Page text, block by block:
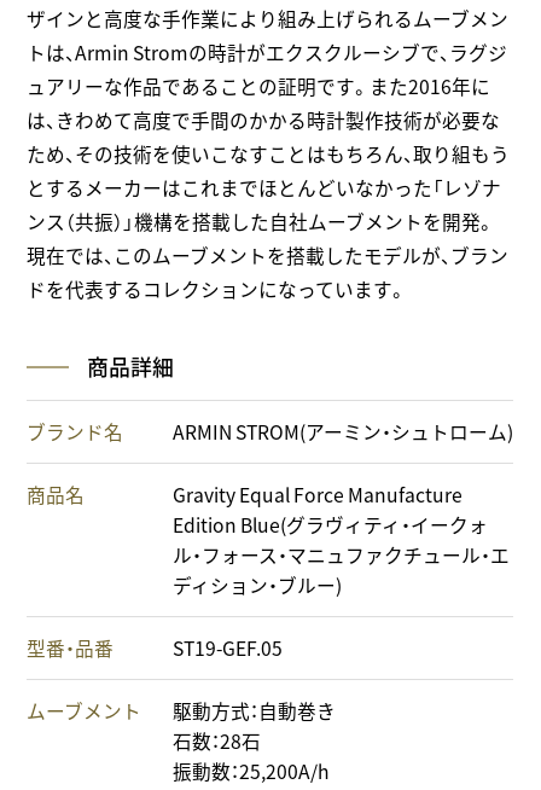
ザインと高度な手作業により組み上げられるムーブメン
トは、Armin Stromの時計がエクスクルーシブで、ラグジ
ュアリーな作品であることの証明です。また2016年に
は、きわめて高度で手間のかかる時計製作技術が必要な
ため、その技術を使いこなすことはもちろん、取り組もう
とするメーカーはこれまでほとんどいなかった「レゾナ
ンス（共振）」機構を搭載した自社ムーブメントを開発。
現在では、このムーブメントを搭載したモデルが、ブラン
ドを代表するコレクションになっています。
商品詳細
ブランド名 ARMIN STROM(アーミン・シュトローム)
商品名
Gravity Equal Force Manufacture
Edition Blue(グラヴィティ・イークォ
ル・フォース・マニュファクチュール・エ
ディション・ブルー)
型番・品番 ST19-GEF.05
ムーブメント
駆動方式：自動巻き
石数：28石
振動数：25,200A/h